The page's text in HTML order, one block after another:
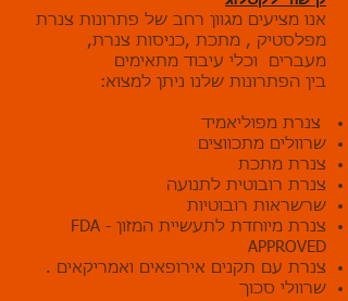
אנו מציעים מגוון רחב של פתרונות צנרת
מפלסטיק , מתכת ,כניסות צנרת,
מעברים וכלי עיבוד מתאימים
:בין הפתרונות שלנו ניתן למצוא
צנרת מפוליאמיד
שרוולים מתכווצים
צנרת מתכת
צנרת רובוטית לתנועה
שרשראות רובוטיות
צנרת מיוחדת לתעשיית המזון - FDA
APPROVED
צנרת עם תקנים אירופאים ואמריקאים .
שרוולי סכוך